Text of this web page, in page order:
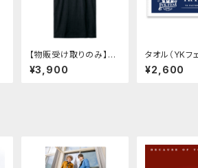
【物販受け取りのみ】T
シャツ（YKF10TH）【サ
イン会対象】
¥3,900
タオル（YKフ
¥2,600